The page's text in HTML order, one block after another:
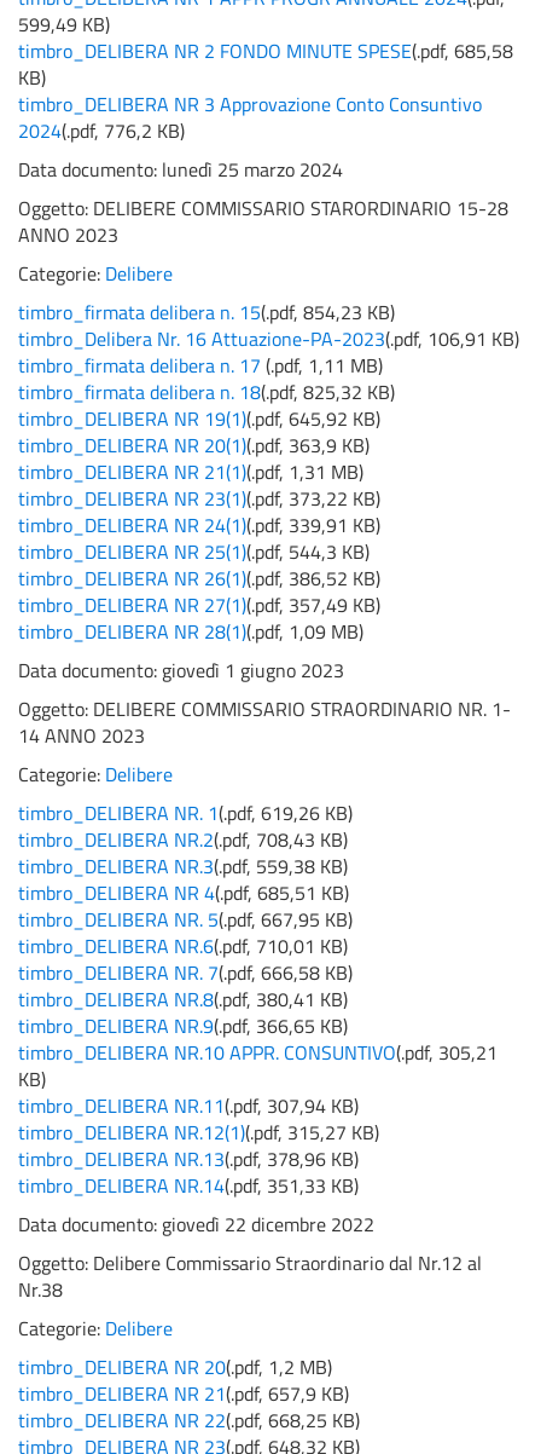
599,49 KB)
timbro_DELIBERA NR 2 FONDO MINUTE SPESE(.pdf, 685,58
KB)
timbro_DELIBERA NR 3 Approvazione Conto Consuntivo
2024(.pdf, 776,2 KB)
Data documento: lunedì 25 marzo 2024
Oggetto: DELIBERE COMMISSARIO STARORDINARIO 15-28
ANNO 2023
Categorie: Delibere
timbro_firmata delibera n. 15(.pdf, 854,23 KB)
timbro_Delibera Nr. 16 Attuazione-PA-2023(.pdf, 106,91 KB)
timbro_firmata delibera n. 17 (.pdf, 1,11 MB)
timbro_firmata delibera n. 18(.pdf, 825,32 KB)
timbro_DELIBERA NR 19(1)(.pdf, 645,92 KB)
timbro_DELIBERA NR 20(1)(.pdf, 363,9 KB)
timbro_DELIBERA NR 21(1)(.pdf, 1,31 MB)
timbro_DELIBERA NR 23(1)(.pdf, 373,22 KB)
timbro_DELIBERA NR 24(1)(.pdf, 339,91 KB)
timbro_DELIBERA NR 25(1)(.pdf, 544,3 KB)
timbro_DELIBERA NR 26(1)(.pdf, 386,52 KB)
timbro_DELIBERA NR 27(1)(.pdf, 357,49 KB)
timbro_DELIBERA NR 28(1)(.pdf, 1,09 MB)
Data documento: giovedì 1 giugno 2023
Oggetto: DELIBERE COMMISSARIO STRAORDINARIO NR. 1-
14 ANNO 2023
Categorie: Delibere
timbro_DELIBERA NR. 1(.pdf, 619,26 KB)
timbro_DELIBERA NR.2(.pdf, 708,43 KB)
timbro_DELIBERA NR.3(.pdf, 559,38 KB)
timbro_DELIBERA NR 4(.pdf, 685,51 KB)
timbro_DELIBERA NR. 5(.pdf, 667,95 KB)
timbro_DELIBERA NR.6(.pdf, 710,01 KB)
timbro_DELIBERA NR. 7(.pdf, 666,58 KB)
timbro_DELIBERA NR.8(.pdf, 380,41 KB)
timbro_DELIBERA NR.9(.pdf, 366,65 KB)
timbro_DELIBERA NR.10 APPR. CONSUNTIVO(.pdf, 305,21
KB)
timbro_DELIBERA NR.11(.pdf, 307,94 KB)
timbro_DELIBERA NR.12(1)(.pdf, 315,27 KB)
timbro_DELIBERA NR.13(.pdf, 378,96 KB)
timbro_DELIBERA NR.14(.pdf, 351,33 KB)
Data documento: giovedì 22 dicembre 2022
Oggetto: Delibere Commissario Straordinario dal Nr.12 al
Nr.38
Categorie: Delibere
timbro_DELIBERA NR 20(.pdf, 1,2 MB)
timbro_DELIBERA NR 21(.pdf, 657,9 KB)
timbro_DELIBERA NR 22(.pdf, 668,25 KB)
timbro_DELIBERA NR 23(.pdf, 648,32 KB)